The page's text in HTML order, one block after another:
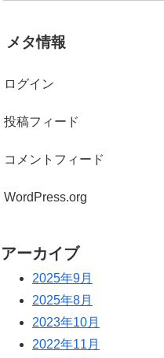
メタ情報
ログイン
投稿フィード
コメントフィード
WordPress.org
アーカイブ
2025年9月
2025年8月
2023年10月
2022年11月